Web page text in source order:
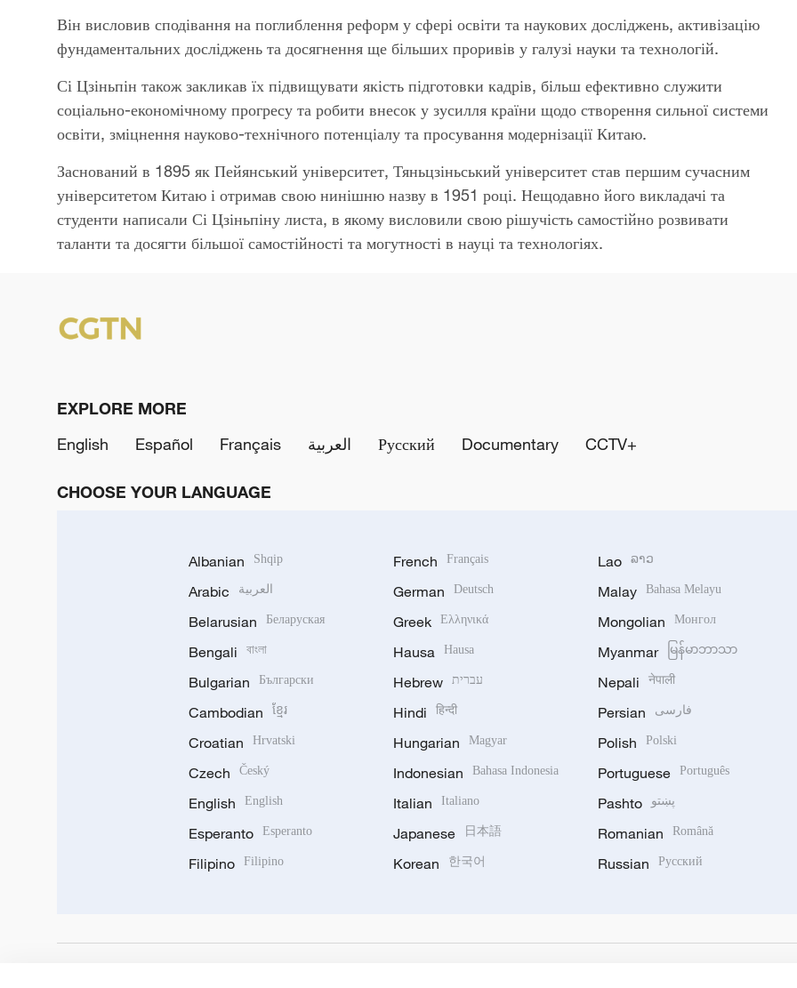
Він висловив сподівання на поглиблення реформ у сфері освіти та наукових досліджень, активізацію
фундаментальних досліджень та досягнення ще більших проривів у галузі науки та технологій.
Сі Цзіньпін також закликав їх підвищувати якість підготовки кадрів, більш ефективно служити
соціально-економічному прогресу та робити внесок у зусилля країни щодо створення сильної системи
освіти, зміцнення науково-технічного потенціалу та просування модернізації Китаю.
Заснований в 1895 як Пейянський університет, Тяньцзіньський університет став першим сучасним
університетом Китаю і отримав свою нинішню назву в 1951 році. Нещодавно його викладачі та
студенти написали Сі Цзіньпіну листа, в якому висловили свою рішучість самостійно розвивати
таланти та досягти більшої самостійності та могутності в науці та технологіях.
EXPLORE MORE
English
Español Français العربية Русский Documentary CCTV+
CHOOSE YOUR LANGUAGE
Albanian Shqip
Arabic العربية
Belarusian Беларуская
Bengali বাংলা
Bulgarian Български
Cambodian ខ្មែរ
Croatian Hrvatski
Czech Český
English English
Esperanto Esperanto
Filipino Filipino
French Français
German Deutsch
Greek Ελληνικά
Hausa Hausa
Hebrew עברית
Hindi हिन्दी
Hungarian Magyar
Indonesian Bahasa Indonesia
Italian Italiano
Japanese 日本語
Korean 한국어
Lao ລາວ
Malay Bahasa Melayu
Mongolian Монгол
Myanmar မြန်မာဘာသာ
Nepali नेपाली
Persian فارسی
Polish Polski
Portuguese Português
Pashto پښتو
Romanian Română
Russian Русский